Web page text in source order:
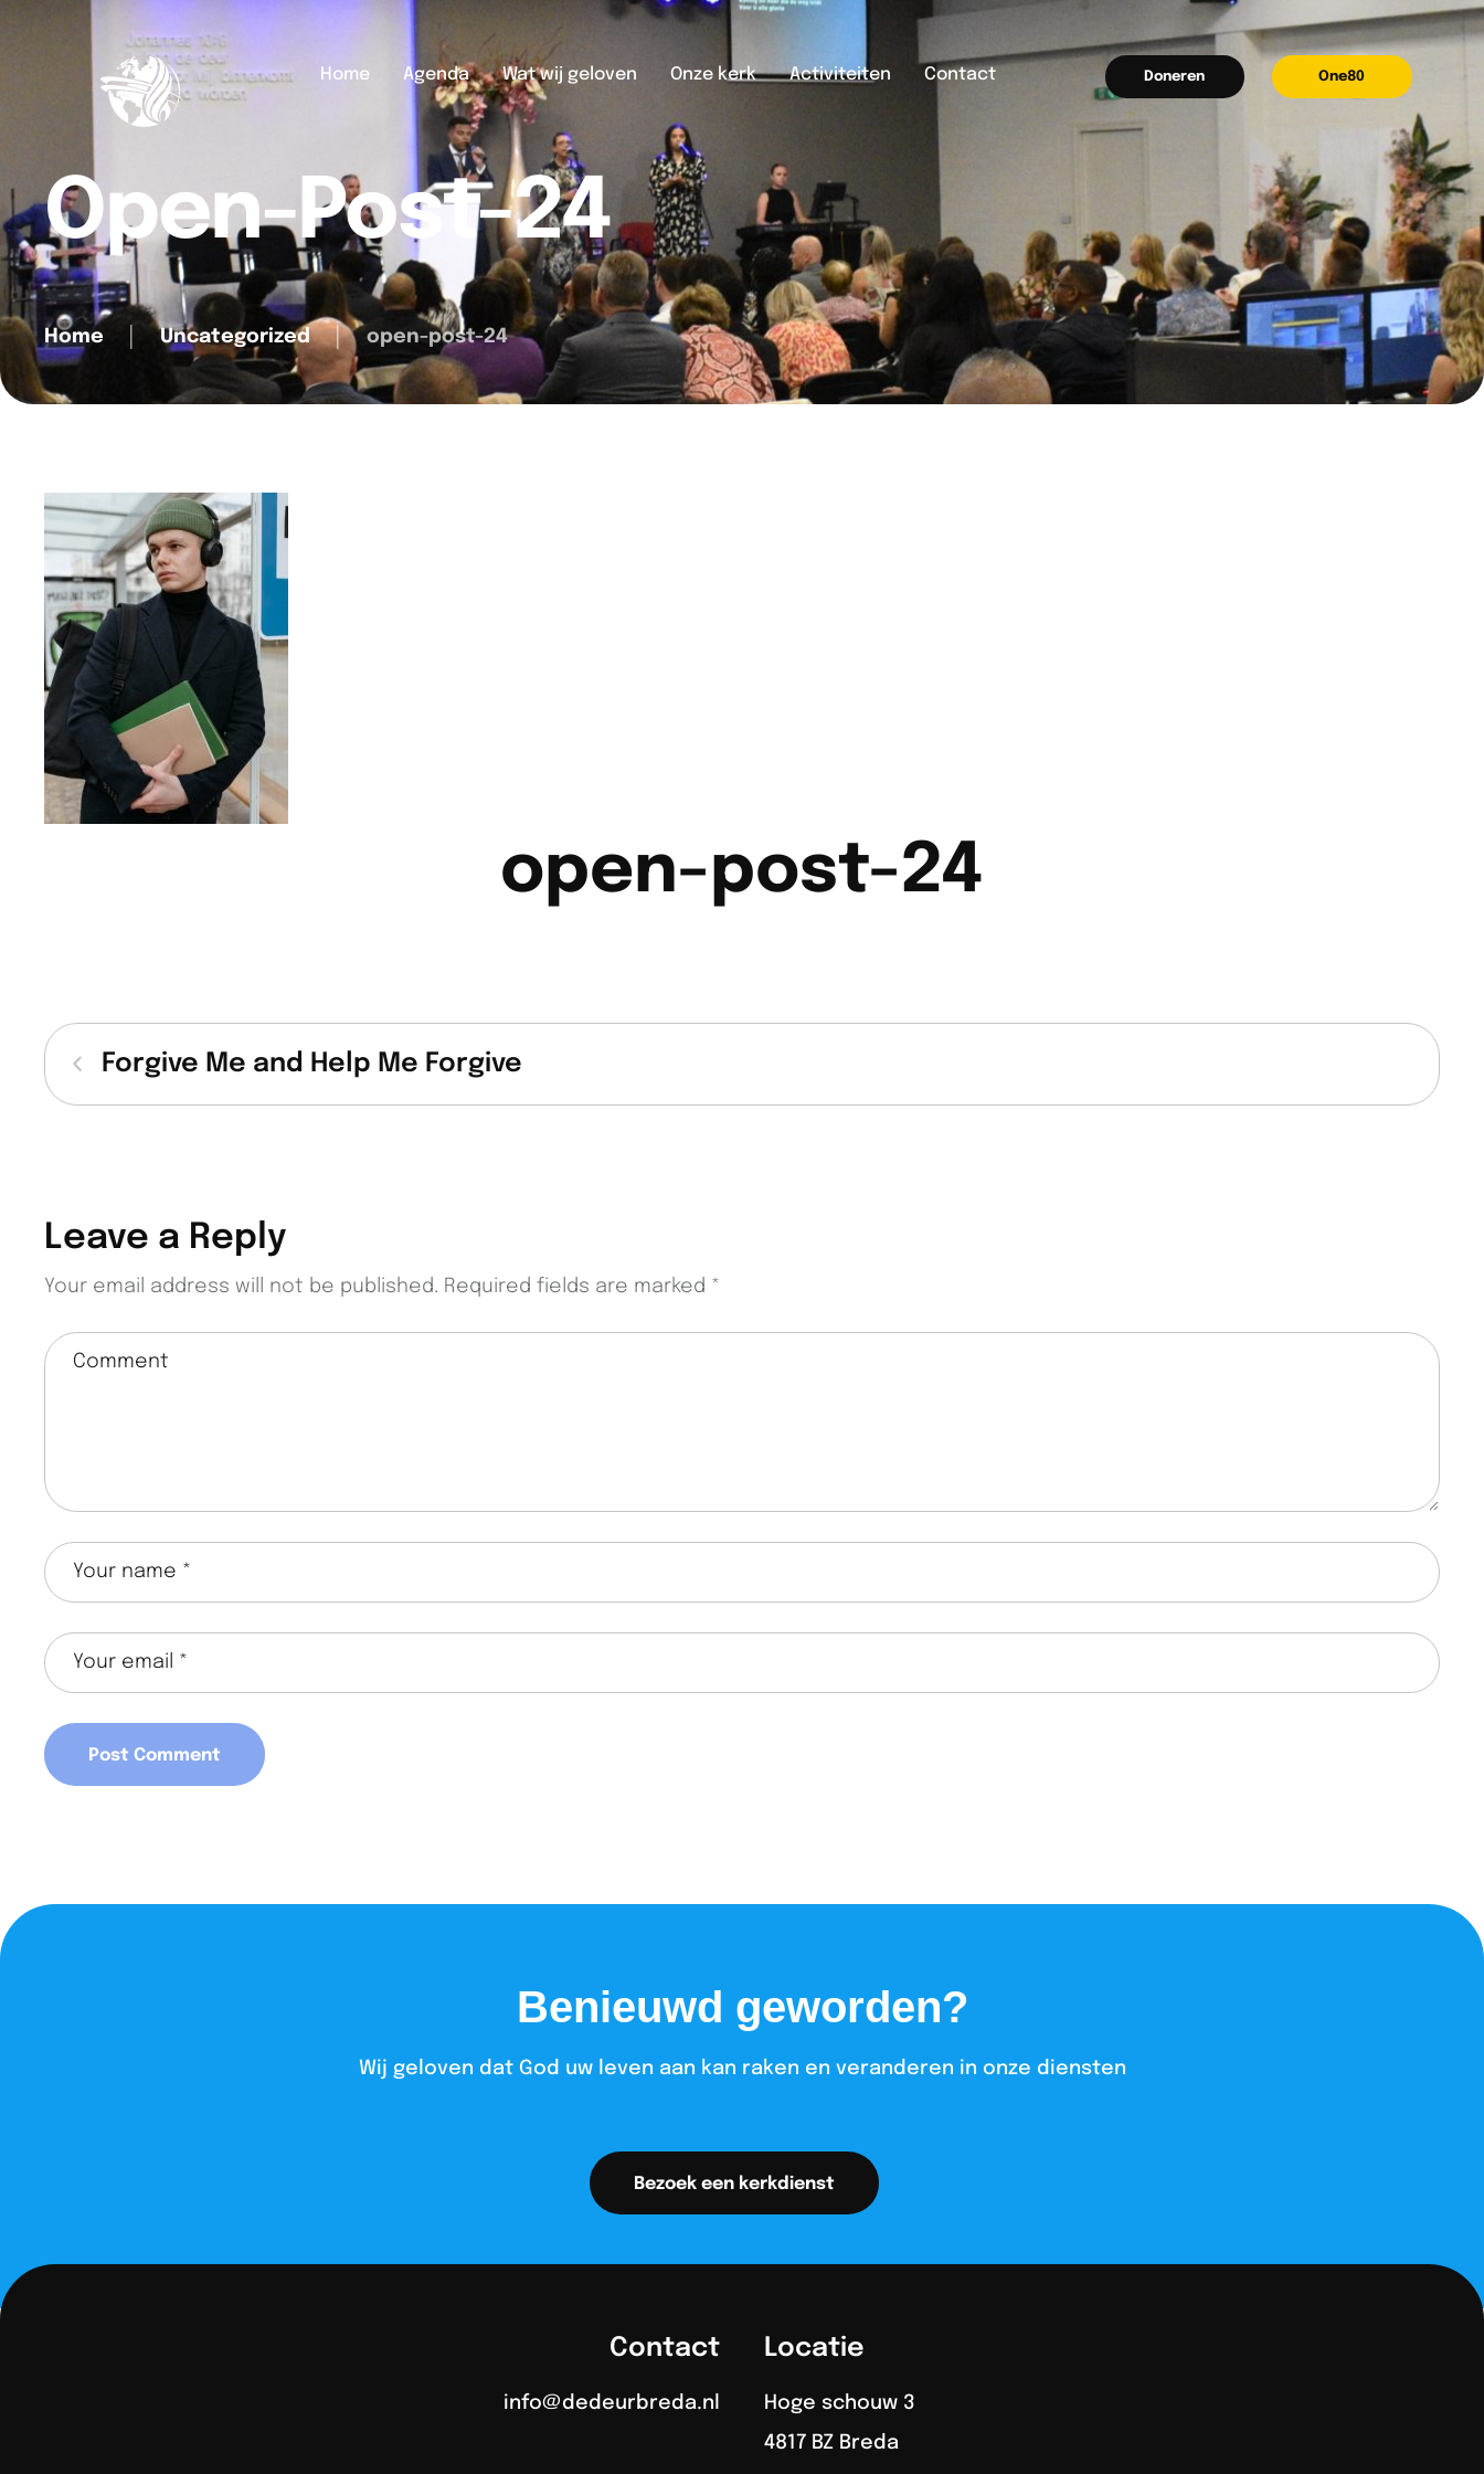
Home Agenda Wat wij geloven Onze kerk Activiteiten Contact Doneren One80
Open-Post-24
Home Uncategorized │ open-post-24
open-post-24
Forgive Me and Help Me Forgive
Leave a Reply
Your email address will not be published. Required fields are marked *
Benieuwd geworden?
Wij geloven dat God uw leven aan kan raken en veranderen in onze diensten​
Bezoek een kerkdienst
Contact
info@dedeurbreda.nl
Locatie
Hoge schouw 3
4817 BZ Breda